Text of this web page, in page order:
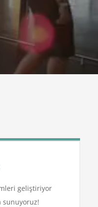
geliştiriyor
sunuyoruz!